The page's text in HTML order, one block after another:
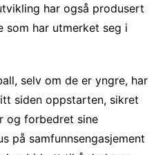
har også produsert
som har utmerket seg i
selv om de er yngre, har
siden oppstarten, sikret
og forbedret sine
på samfunnsengasjement